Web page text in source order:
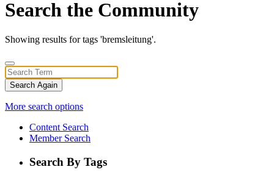
Search the Community
Showing results for tags 'bremsleitung'.
Search Again
More search options
Content Search
Member Search
Search By Tags